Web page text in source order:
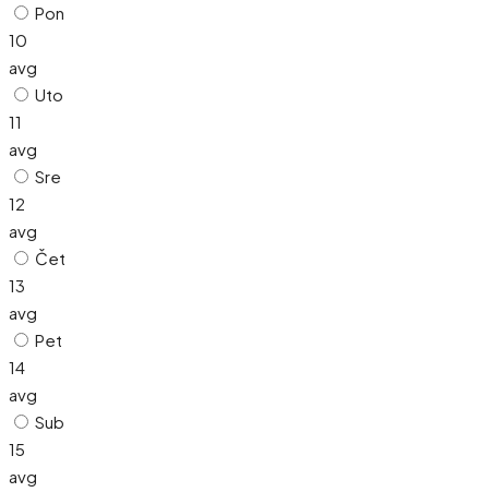
Pon
10
avg
Uto
11
avg
Sre
12
avg
Čet
13
avg
Pet
14
avg
Sub
15
avg